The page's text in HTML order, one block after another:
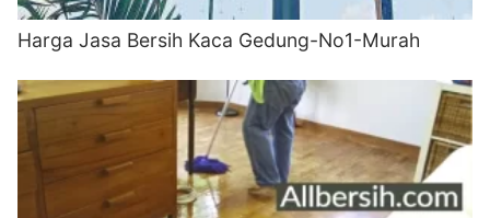
Harga Jasa Bersih Kaca Gedung-No1-Murah